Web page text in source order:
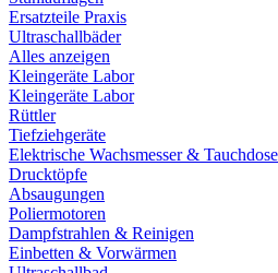
Ersatzteile Praxis
Ultraschallbäder
Alles anzeigen
Kleingeräte Labor
Kleingeräte Labor
Rüttler
Tiefziehgeräte
Elektrische Wachsmesser &
Drucktöpfe
Absaugungen
Poliermotoren
Dampfstrahlen & Reinigen
Einbetten & Vorwärmen